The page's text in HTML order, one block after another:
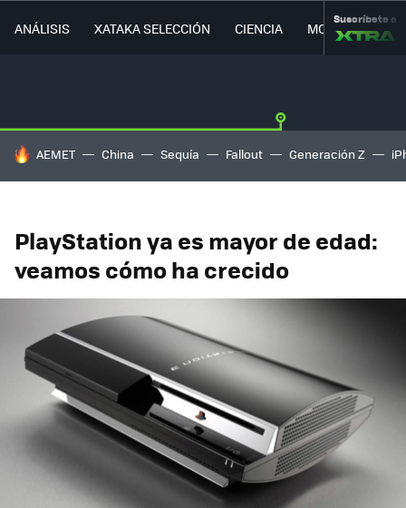
ANÁLISIS XATAKA SELECCIÓN CIENCIA MOVILIDAD
Suscríbete a
HOY SE HABLA DE
AEMET China Sequía Fallout Generación Z
PlayStation ya es mayor de edad:
veamos cómo ha crecido